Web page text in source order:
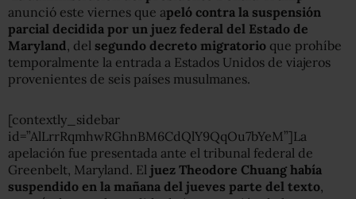
anunció este viernes que apeló contra la suspensión
parcial decidida por un juez federal del Estado de
Maryland, del segundo decreto migratorio que prohíbe
temporalmente la entrada a Estados Unidos de viajeros
provenientes de seis países musulmanes.
[contextly_sidebar
id=”AlLrrRqmhwRGhnBM6CdQlY9QqOu7bYeM”]La
apelación fue presentada ante el tribunal federal de
Greenbelt, Maryland. El juez Theodore Chuang había
suspendido en la mañana del jueves parte del texto,